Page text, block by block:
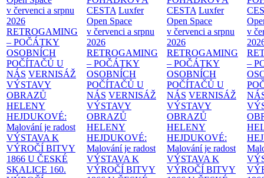
v červenci a srpnu
2026
RETROGAMING
– POČÁTKY
OSOBNÍCH
POČÍTAČŮ U
NÁS VERNISÁŽ
VÝSTAVY
OBRAZŮ
HELENY
HEJDUKOVÉ:
Malování je radost
VÝSTAVA K
VÝROČÍ BITVY
1866 U ČESKÉ
SKALICE 160.
CESTA Luxfer
Open Space
v červenci a srpnu
2026
RETROGAMING
– POČÁTKY
OSOBNÍCH
POČÍTAČŮ U
NÁS VERNISÁŽ
VÝSTAVY
OBRAZŮ
HELENY
HEJDUKOVÉ:
Malování je radost
VÝSTAVA K
VÝROČÍ BITVY
CESTA Luxfer
Open Space
v červenci a srpnu
2026
RETROGAMING
– POČÁTKY
OSOBNÍCH
POČÍTAČŮ U
NÁS VERNISÁŽ
VÝSTAVY
OBRAZŮ
HELENY
HEJDUKOVÉ:
Malování je radost
VÝSTAVA K
VÝROČÍ BITVY
v
–